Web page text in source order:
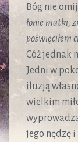
Bóg nie
łonie matki,
poświęciłem
Cóż jednak
Jedni w
iluzją
wielkim
jego nędzę